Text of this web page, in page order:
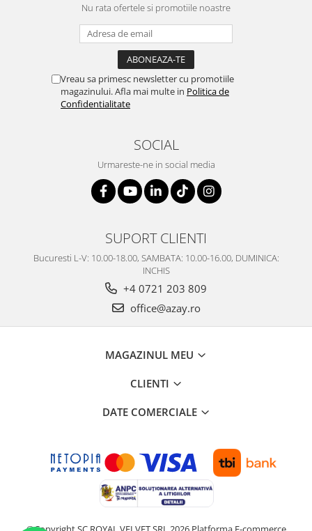
Nu rata ofertele si promotiile noastre
Vreau sa primesc newsletter cu promotiile
magazinului. Afla mai multe in Politica de
Confidentialitate
SOCIAL
Urmareste-ne in social media
SUPORT CLIENTI
Bucuresti L-V: 10.00-18.00, SAMBATA: 10.00-16.00, DUMINICA:
INCHIS
+4 0721 203 809
office@azay.ro
MAGAZINUL MEU
CLIENTI
DATE COMERCIALE